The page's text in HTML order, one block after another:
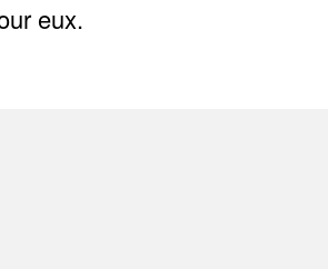
eux.